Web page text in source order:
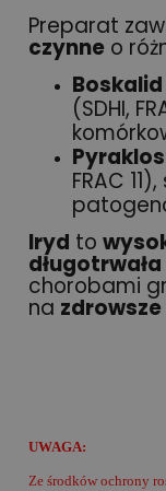
Preparat
czynne o
Boskalid
(SDHI,
FRAC
Iryd to
chorobami
na
UWAGA:
Ze środków ochrony